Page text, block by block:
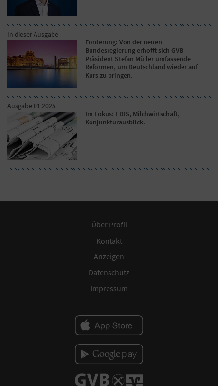
In dieser Ausgabe
Forderung: Von der neuen
Bundesregierung erhofft sich GVB-
Präsident Stefan Müller umfassende
Reformen, um Deutschland wieder auf
Kurs zu bringen.
Ausgabe 01 2025
Im Fokus: EDIS, Milchwirtschaft,
Konjunkturausblick.
Über Profil
Kontakt
Anzeigen
Datenschutz
Impressum